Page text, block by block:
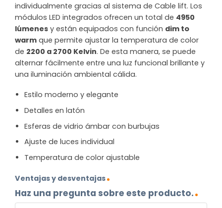
individualmente gracias al sistema de Cable lift. Los
módulos LED integrados ofrecen un total de 4950
lúmenes y están equipados con función dim to
warm que permite ajustar la temperatura de color
de 2200 a 2700 Kelvin. De esta manera, se puede
alternar fácilmente entre una luz funcional brillante y
una iluminación ambiental cálida.
Estilo moderno y elegante
Detalles en latón
Esferas de vidrio ámbar con burbujas
Ajuste de luces individual
Temperatura de color ajustable
Ventajas y desventajas
Haz una pregunta sobre este producto.